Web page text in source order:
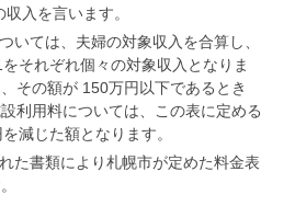
入を言います。
いては、夫婦の対象収入を合算し、
それぞれ個々の対象収入となりま
その額が 150万円以下であるとき
利用料については、この表に定める
減じた額となります。
た書類により札幌市が定めた料金表